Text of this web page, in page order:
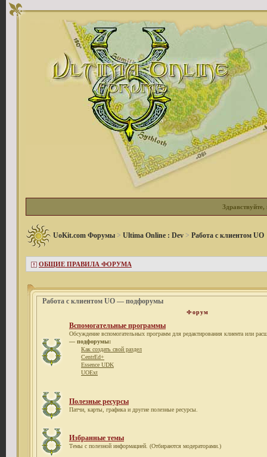
Здравствуйте,
UoKit.com Форумы > Ultima Online : Dev > Работа с клиентом UO
ОБЩИЕ ПРАВИЛА ФОРУМА
Работа с клиентом UO — подфорумы
Форум
Вспомогательные программы
Обсуждение вспомогательных программ для редактирования клиента или
— подфорумы:
Как создать свой раздел
CentrEd+
Essence UDK
UOExt
Полезные ресурсы
Патчи, карты, графика и другие полезные ресурсы.
Избранные темы
Темы с полезной информацией. (Отбираются модераторами.)